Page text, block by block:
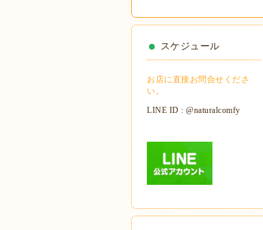
スケジュール
お店に直接お問合せくださ
い。
LINE ID : @naturalcomfy